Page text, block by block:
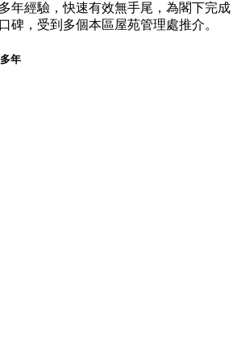
年經驗，快速有效無手尾，為閣下完成
碑，受到多個本區屋苑管理處推介。
年